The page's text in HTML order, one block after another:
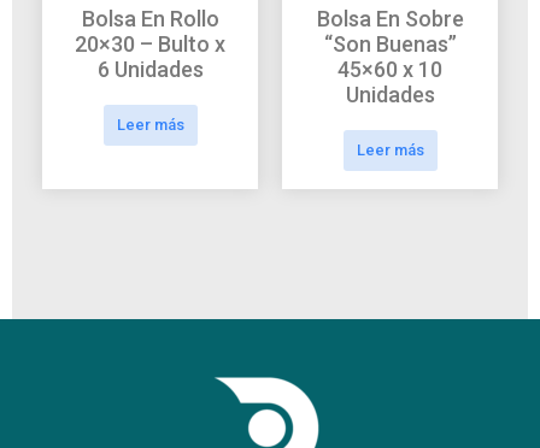
Bolsa En Rollo
20×30 – Bulto x
6 Unidades
Leer más
Bolsa En Sobre
“Son Buenas”
45×60 x 10
Unidades
Leer más